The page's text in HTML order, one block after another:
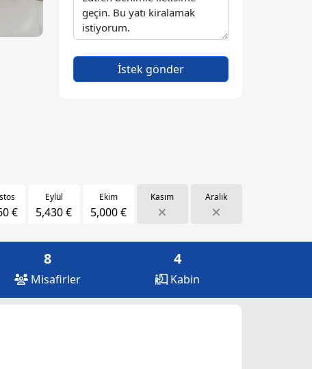
İstek gönder
€
Eylül
5,430 €
Ekim
5,000 €
Kasım Aralık
8
Misafirler
4
Kabin